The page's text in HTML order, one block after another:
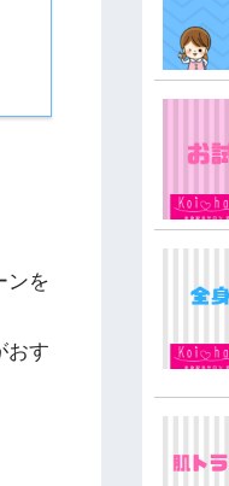
ンを
おす